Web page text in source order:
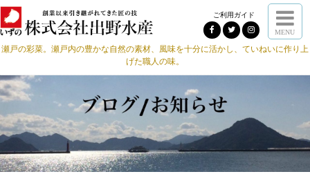
ご利用ガイド
MENU
瀬戸の彩菜。瀬戸内の豊かな自然の素材、風味を十分に活かし、ていねいに作り上
げた職人の味。